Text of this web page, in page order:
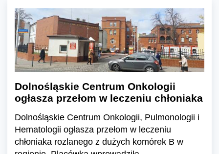
Dolnośląskie Centrum Onkologii
ogłasza przełom w leczeniu chłoniaka
Dolnośląskie Centrum Onkologii, Pulmonologii i
Hematologii ogłasza przełom w leczeniu
chłoniaka rozlanego z dużych komórek B w